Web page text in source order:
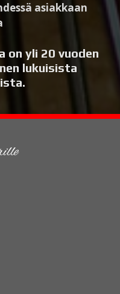
asiakkaan
on yli 20 vuoden
lukuisista